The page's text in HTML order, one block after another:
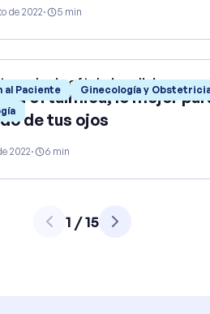
de 2022· 5 min
al Paciente
Ginecología y
oftálmica, lo mejor
de tus ojos
2022· 6 min
1 /15